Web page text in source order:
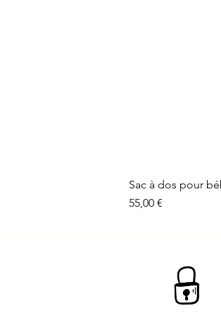
Sac à dos pour
Prix
55,00 €